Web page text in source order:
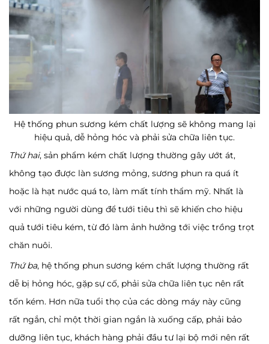
Hệ thống phun sương kém chất lượng sẽ không mang lại
hiệu quả, dễ hỏng hóc và phải sửa chữa liên tục.
Thứ hai, sản phẩm kém chất lượng thường gây ướt át,
không tạo được làn sương mỏng, sương phun ra quá ít
hoặc là hạt nước quá to, làm mất tính thẩm mỹ. Nhất là
với những người dùng để tưới tiêu thì sẽ khiến cho hiệu
quả tưới tiêu kém, từ đó làm ảnh hưởng tới việc trồng trọt
chăn nuôi.
Thứ ba, hệ thống phun sương kém chất lượng thường rất
dễ bị hỏng hóc, gặp sự cố, phải sửa chữa liên tục nên rất
tốn kém. Hơn nữa tuổi thọ của các dòng máy này cũng
rất ngắn, chỉ một thời gian ngắn là xuống cấp, phải bảo
dưỡng liên tục, khách hàng phải đầu tư lại bộ mới nên rất